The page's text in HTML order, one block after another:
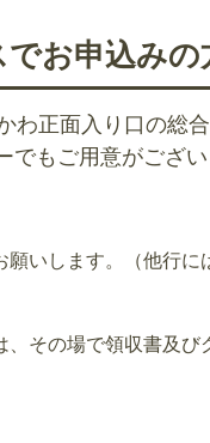
お申込みの
正面入り口の総
でもご用意がござ
いします。（他行
その場で領収書及